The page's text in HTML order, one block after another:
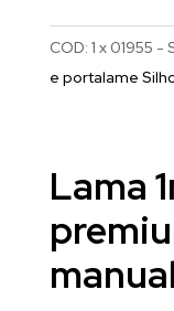
Cameo
Cameo
5,
COD: 1 x 01955 -
e portalame
Lama